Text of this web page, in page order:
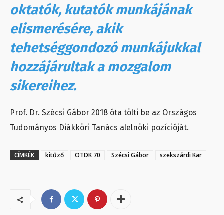
oktatók, kutatók munkájának
elismerésére, akik
tehetséggondozó munkájukkal
hozzájárultak a mozgalom
sikereihez.
Prof. Dr. Szécsi Gábor 2018 óta tölti be az Országos
Tudományos Diákköri Tanács alelnöki pozícióját.
CÍMKÉK kitűző OTDK 70 Szécsi Gábor szekszárdi Kar